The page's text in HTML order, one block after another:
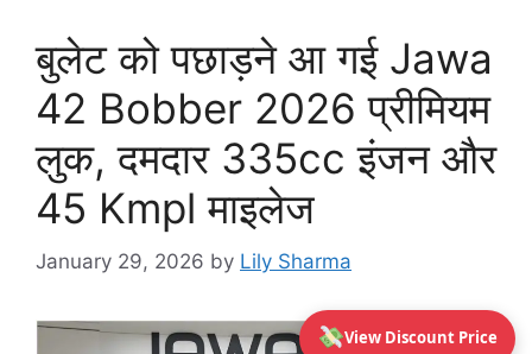
View Discount Price
बुलेट को पछाड़ने आ गई Jawa
42 Bobber 2026 प्रीमियम
लुक, दमदार 335cc इंजन और
45 Kmpl माइलेज
January 29, 2026 by Lily Sharma